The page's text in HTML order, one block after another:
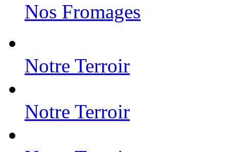
Nos Fromages
Notre Terroir
Notre Terroir